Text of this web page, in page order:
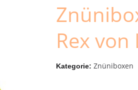
Rex
Kategorie Znüniboxen